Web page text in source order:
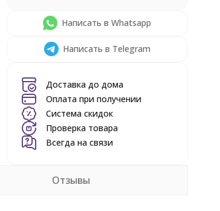
Написать в Whatsapp
Написать в Telegram
Доставка до дома
Оплата при получении
Система скидок
Проверка товара
Всегда на связи
Отзывы